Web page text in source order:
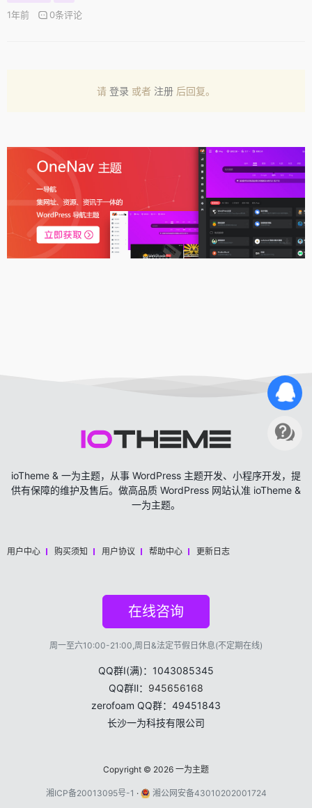
1年前 0条评论
请 登录 或者 注册 后回复。
ioTheme & 一为主题，从事 WordPress 主题开发、小程序开发，提
供有保障的维护及售后。做高品质 WordPress 网站认准 ioTheme &
一为主题。
用户中心 购买须知 用户协议 帮助中心 更新日志
在线咨询
周一至六10:00-21:00,周日&法定节假日休息(不定期在线)
QQ群Ⅰ(满)：1043085345
QQ群Ⅱ： 945656168
zerofoam QQ群：49451843
长沙一为科技有限公司
Copyright © 2026 一为主题
湘ICP备20013095号-1 · 湘公网安备43010202001724